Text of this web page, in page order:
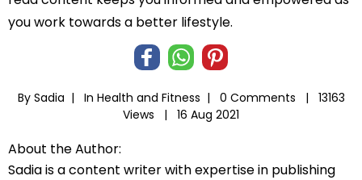
you work towards a better lifestyle.
By Sadia | In Health and Fitness | 0 Comments |
13163
Views |
16 Aug 2021
About the Author:
Sadia is a content writer with expertise in publishing